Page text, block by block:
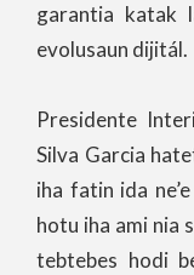
garantia katak
evolusaun dijitál.
Presidente
Silva Garcia
iha fatin ida
hotu iha ami nia
tebtebes hodi